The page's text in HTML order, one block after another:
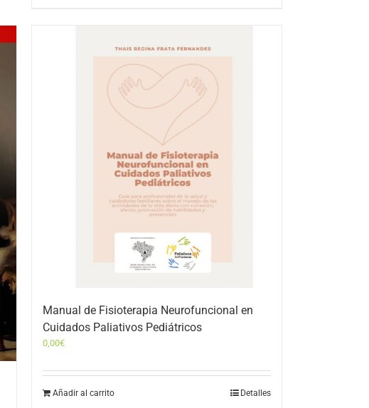
Manual de Fisioterapia Neurofuncional en
Cuidados Paliativos Pediátricos
0,00€
Añadir al carrito Detalles